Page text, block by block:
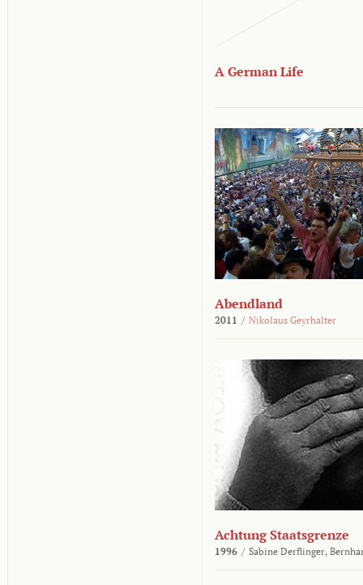
A German Life
Abendland
2011 / Nikolaus Geyrhalter
Achtung Staatsgrenze
1996 / Sabine Derflinger,